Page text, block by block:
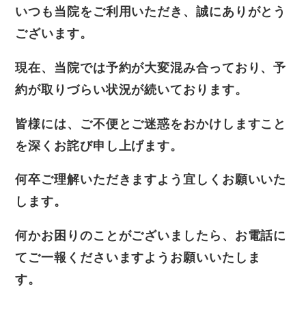
いつも当院をご利用いただき、誠にありがとう
ございます。
現在、当院では予約が大変混み合っており、予
約が取りづらい状況が続いております。
皆様には、ご不便とご迷惑をおかけしますこと
を深くお詫び申し上げます。
何卒ご理解いただきますよう宜しくお願いいた
します。
何かお困りのことがございましたら、お電話に
てご一報くださいますようお願いいたしま
す。